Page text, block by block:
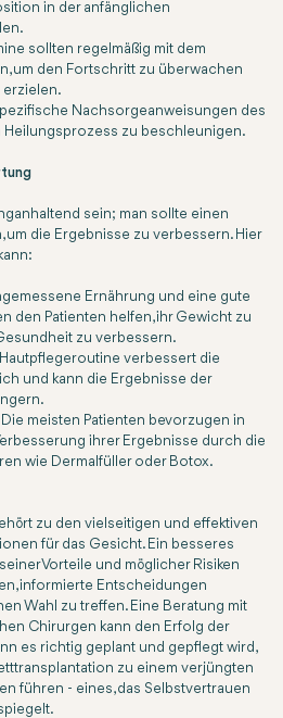
in der anfänglichen
sollten regelmäßig mit dem
um den Fortschritt zu überwachen
erzielen.
Nachsorgeanweisungen des
Heilungsprozess zu beschleunigen.
sein; man sollte einen
die Ergebnisse zu verbessern. Hier
Ernährung und eine gute
den Patienten helfen, ihr Gewicht zu
zu verbessern.
verbessert die
und kann die Ergebnisse der
meisten Patienten bevorzugen in
ihrer Ergebnisse durch die
wie Dermalfüller oder Botox.
zu den vielseitigen und effektiven
für das Gesicht. Ein besseres
Vorteile und möglicher Risiken
informierte Entscheidungen
Wahl zu treffen. Eine Beratung mit
Chirurgen kann den Erfolg der
es richtig geplant und gepflegt wird,
zu einem verjüngten
führen - eines, das Selbstvertrauen